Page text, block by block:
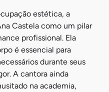
estética, a
Castela como um pilar
profissional. Ela
é essencial para
durante seus
A cantora ainda
na academia,